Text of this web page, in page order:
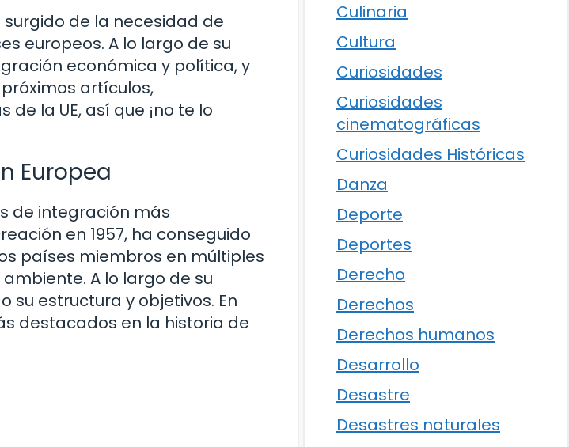
surgido de la necesidad de
europeos. A lo largo de su
económica y política, y
artículos,
la UE, así que ¡no te lo
Europea
de integración más
en 1957, ha conseguido
países miembros en múltiples
A lo largo de su
su estructura y objetivos. En
destacados en la historia de
Culinaria
Cultura
Curiosidades
Curiosidades
cinematográficas
Curiosidades Históricas
Danza
Deporte
Deportes
Derecho
Derechos
Derechos humanos
Desarrollo
Desastre
Desastres naturales